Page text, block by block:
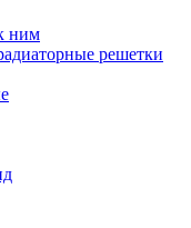
ним
решетки